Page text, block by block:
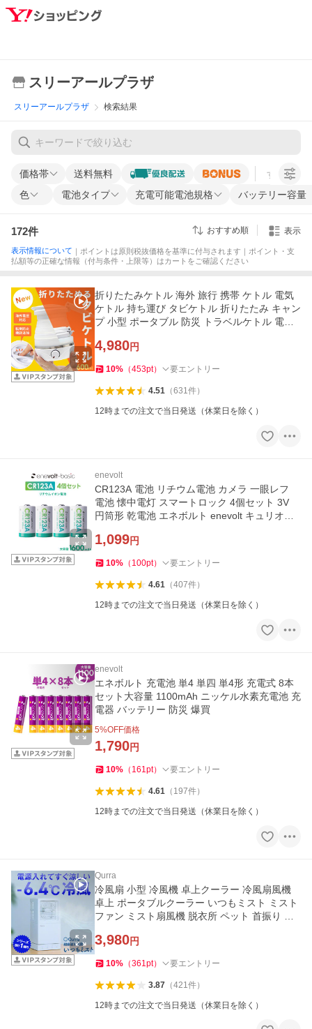
スリーアールプラザ
スリーアールプラザ 検索結果
価格帯 送料無料 すべての条
色 電池タイプ 充電可能電池規格 バッテリー容量
172件 おすすめ順 表示
表示情報について ｜ポイントは原則税抜価格を基準に付与されます｜ポイント・支
払額等の正確な情報（付与条件・上限等）はカートをご確認ください
折りたたみケトル 海外 旅行 携帯 ケトル 電気
ケトル 持ち運び タビケトル 折りたたみ キャン
プ 小型 ポータブル 防災 トラベルケトル 電気
4,980円
10% （453pt） 要エントリー
4.51（631件）
12時までの注文で当日発送（休業日を除く）
enevolt
CR123A 電池 リチウム電池 カメラ 一眼レフ
電池 懐中電灯 スマートロック 4個セット 3V
円筒形 乾電池 エネボルト enevolt キュリオロ
1,099円
10% （ 100pt） 要エントリー
4.61（407件）
12時までの注文で当日発送（休業日を除く）
enevolt
エネボルト 充電池 単4 単四 単4形 充電式 8本
セット大容量 1100mAh ニッケル水素充電池 充
電器 バッテリー 防災 爆買
5%OFF価格
1,790円
10% （ 161pt） 要エントリー
4.61（ 197件）
12時までの注文で当日発送（休業日を除く）
Qurra
冷風扇 小型 冷風機 卓上クーラー 冷風扇風機
卓上 ポータブルクーラー いつもミスト ミスト
ファン ミスト扇風機 脱衣所 ペット 首振り エ
3,980円
10% （361pt） 要エントリー
3.87（421件）
12時までの注文で当日発送（休業日を除く）